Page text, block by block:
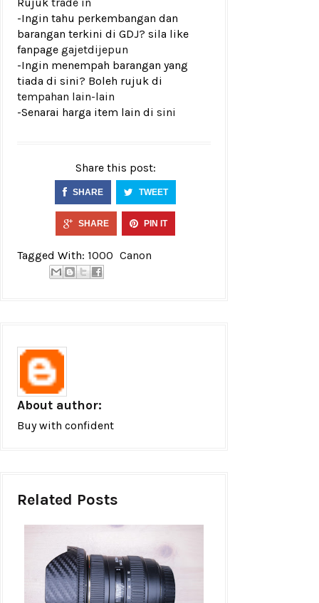
Rujuk trade in
-Ingin tahu perkembangan dan
barangan terkini di GDJ? sila like
fanpage gajetdijepun
-Ingin menempah barangan yang
tiada di sini? Boleh rujuk di
tempahan lain-lain
-Senarai harga item lain di sini
Share this post:
SHARE TWEET
SHARE PIN IT
Tagged With: 1000 Canon
About author:
Buy with confident
Related Posts